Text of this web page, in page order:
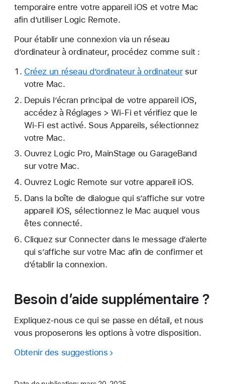
temporaire entre votre appareil iOS et votre Mac
afin d’utiliser Logic Remote.
Pour établir une connexion via un réseau
d’ordinateur à ordinateur, procédez comme suit :
Créez un réseau d’ordinateur à ordinateursur
votre Mac.
Depuis l’écran principal de votre appareil iOS,
accédez à Réglages > Wi-Fi et vérifiez que le
Wi-Fi est activé. Sous Appareils, sélectionnez
votre Mac.
Ouvrez Logic Pro, MainStage ou GarageBand
sur votre Mac.
Ouvrez Logic Remote sur votre appareil iOS.
Dans la boîte de dialogue qui s’affiche sur votre
appareil iOS, sélectionnez le Mac auquel vous
êtes connecté.
Cliquez sur Connecter dans le message d’alerte
qui s’affiche sur votre Mac afin de confirmer et
d’établir la connexion.
Besoin d’aide supplémentaire ?
Expliquez-nous ce qui se passe en détail, et nous
vous proposerons les options à votre disposition.
Obtenir des suggestions